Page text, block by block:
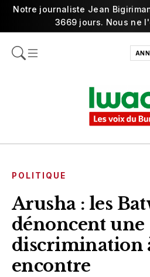
Notre journaliste Jean
3669 jours. Nous ne
POLITIQUE
Arusha : les
dénoncent une
discrimination
encontre